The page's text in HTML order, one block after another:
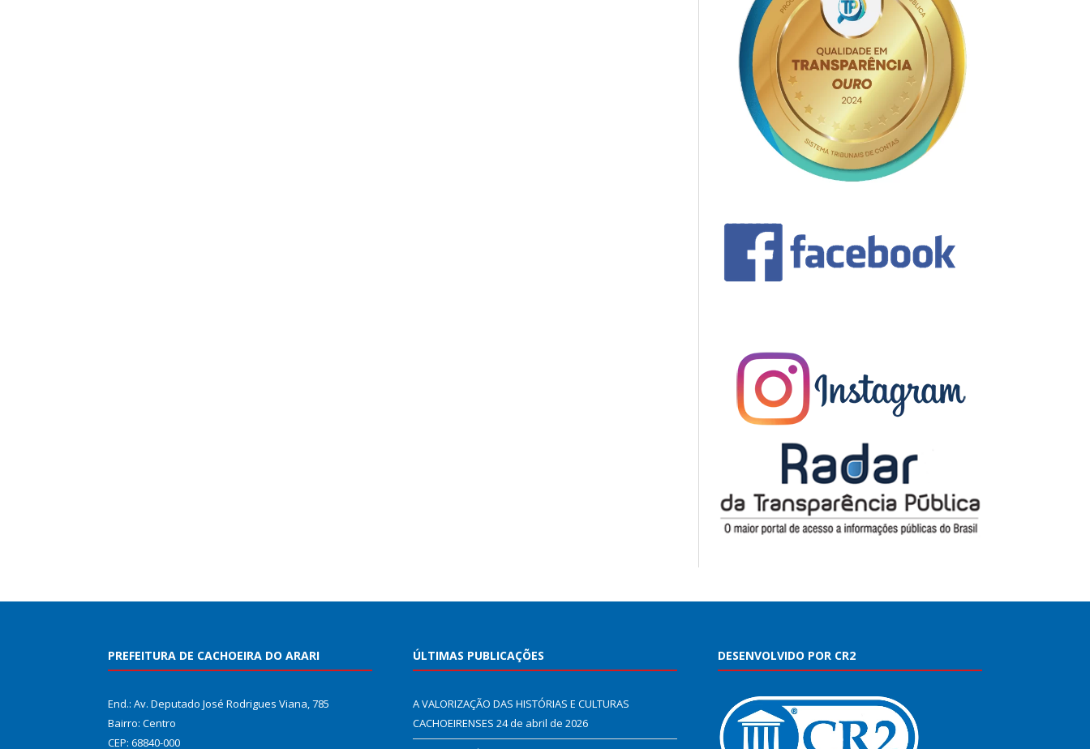
PREFEITURA DE CACHOEIRA DO ARARI
End.: Av. Deputado José Rodrigues Viana, 785
Bairro: Centro
CEP: 68840-000
ÚLTIMAS PUBLICAÇÕES
A VALORIZAÇÃO DAS HISTÓRIAS E CULTURAS
CACHOEIRENSES 24 de abril de 2026
DESENVOLVIDO POR CR2